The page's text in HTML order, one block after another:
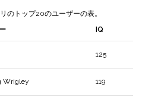
のトップ20のユーザーの表。
IQ
125
Wrigley 119